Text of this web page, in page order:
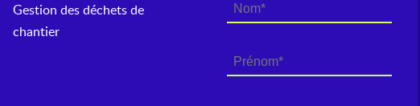
Location semi benne TP
Gestion des déchets de
chantier